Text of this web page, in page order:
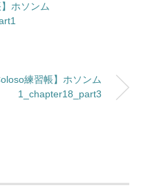
】ホソンム
練習帳】ホソンム
1_chapter18_part3